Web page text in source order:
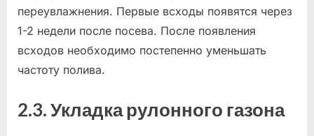
переувлажнения. Первые всходы появятся через
1-2 недели после посева. После появления
всходов необходимо постепенно уменьшать
частоту полива.
2.3. Укладка рулонного газона